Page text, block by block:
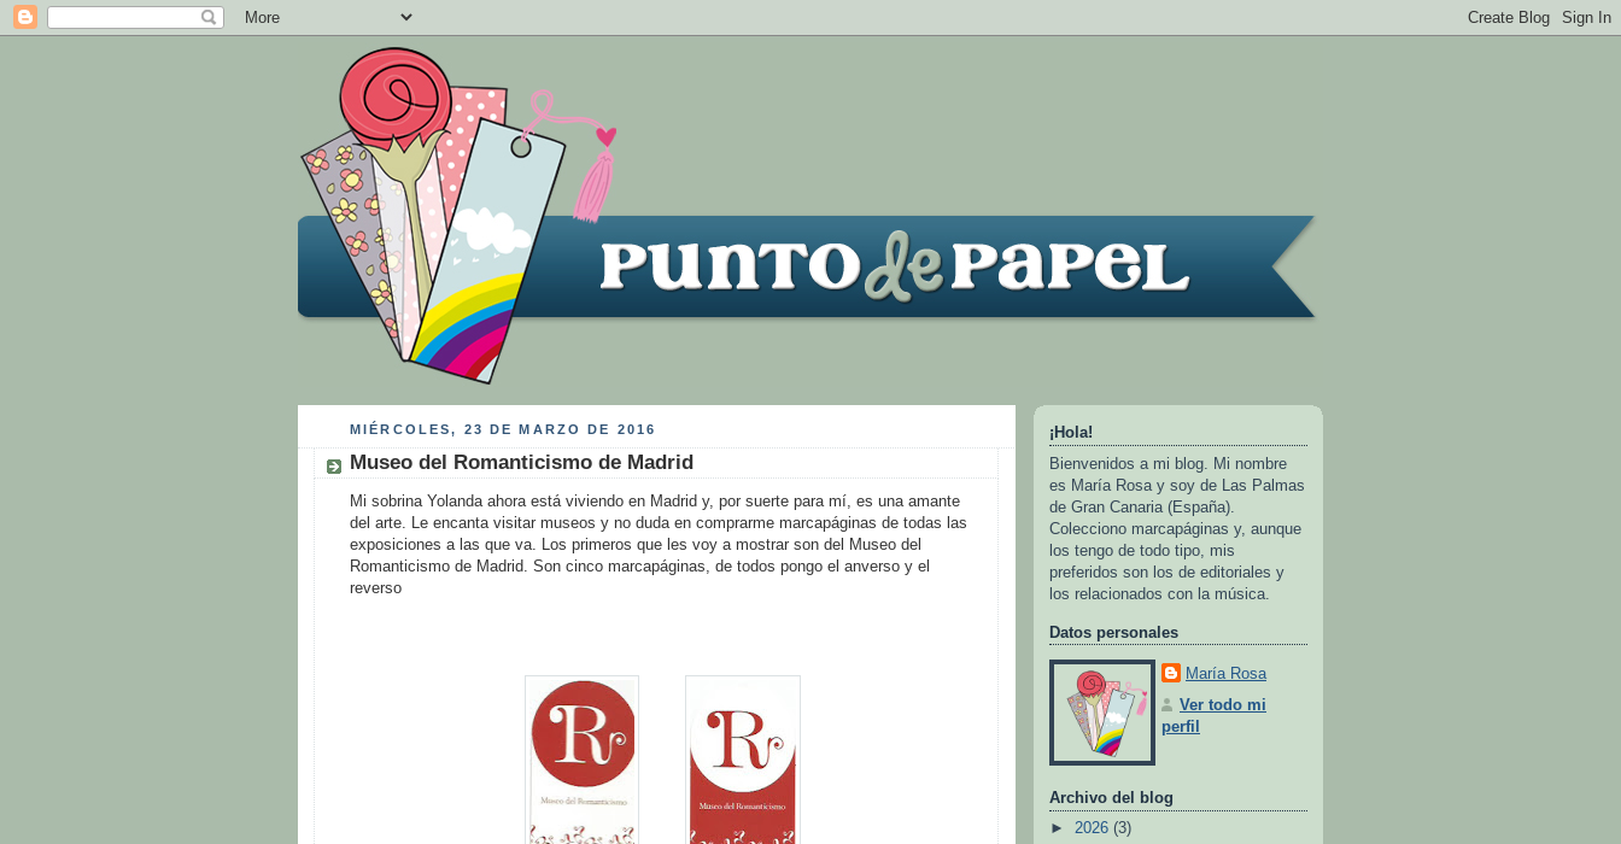
MIÉRCOLES, 23 DE MARZO DE 2016
Museo del Romanticismo de Madrid
Mi sobrina Yolanda ahora está viviendo en Madrid y, por suerte para mí, es una amante
del arte. Le encanta visitar museos y no duda en comprarme marcapáginas de todas las
exposiciones a las que va. Los primeros que les voy a mostrar son del Museo del
Romanticismo de Madrid. Son cinco marcapáginas, de todos pongo el anverso y el
reverso
¡Hola!
Bienvenidos a mi blog. Mi nombre
es María Rosa y soy de Las Palmas
de Gran Canaria (España).
Colecciono marcapáginas y, aunque
los tengo de todo tipo, mis
preferidos son los de editoriales y
los relacionados con la música.
Datos personales
María Rosa
Ver todo mi
perfil
Archivo del blog
► 2026 (3)